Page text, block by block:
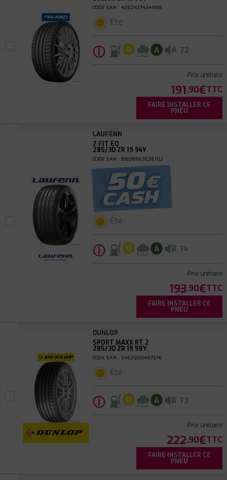
CODE EAN : 4250427434988
Été
ⓘ D A A 72
Prix unitaire
191.90€TTC
FAIRE INSTALLER CE
PNEU
LAUFENN
Z FIT EQ
285/30 ZR 19 94Y
CODE EAN : 8808563526102
Été
ⓘ D A B 74
Prix unitaire
193.90€TTC
FAIRE INSTALLER CE
PNEU
DUNLOP
SPORT MAXX RT 2
285/30 ZR 19 98Y
CODE EAN : 5452000497376
Été
ⓘ D A B 73
Prix unitaire
222.90€TTC
FAIRE INSTALLER CE
PNEU